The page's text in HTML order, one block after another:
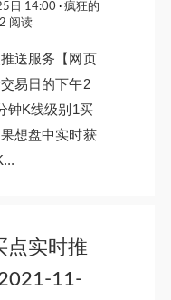
日 14:00
疯狂的
阅读
送服务【网页
易日的下午2
钟K线级别1买
想盘中实时获
点实时推
11-